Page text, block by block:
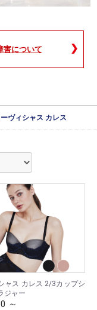
害について ❯
ヴィシャス カレス
ャス カレス 2/3カップシ
ジャー
～